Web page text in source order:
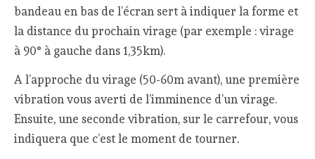
bandeau en bas de l’écran sert à indiquer la forme et
la distance du prochain virage (par exemple : virage
à 90° à gauche dans 1,35km).
A l’approche du virage (50-60m avant), une première
vibration vous averti de l’imminence d’un virage.
Ensuite, une seconde vibration, sur le carrefour, vous
indiquera que c’est le moment de tourner.